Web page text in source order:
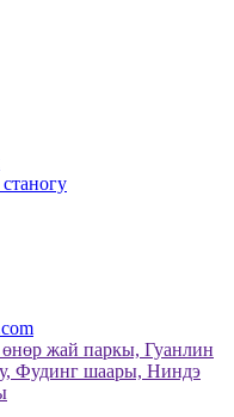
жай паркы, Гуанлин
Фудинг шаары, Ниндэ